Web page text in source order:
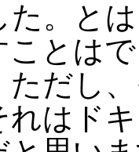
た。と
ことは
ただし
れはド